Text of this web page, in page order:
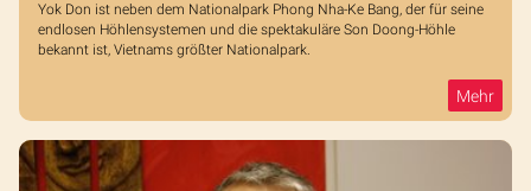
Yok Don ist neben dem Nationalpark Phong Nha-Ke Bang, der für seine
endlosen Höhlensystemen und die spektakuläre Son Doong-Höhle
bekannt ist, Vietnams größter Nationalpark.
Mehr